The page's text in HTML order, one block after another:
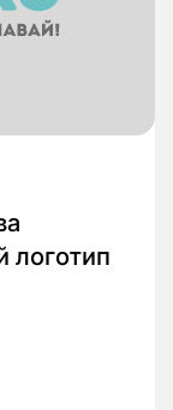
логотип